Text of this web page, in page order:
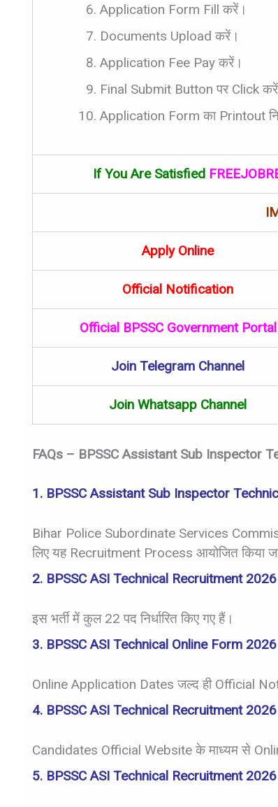
Application Form Fill करें।
Documents Upload करें।
Application Fee Pay करें।
Final Submit Button पर Click
Application Form का Printout
If You Are Satisfied
Apply Online
Official Notification
Official BPSSC Government Portal
Join Telegram Channel
Join Whatsapp Channel
FAQs – BPSSC Assistant Sub Inspector
1. BPSSC Assistant Sub Inspector
Bihar Police Subordinate Services
लिए यह Recruitment Process आयोजित किया जा
2. BPSSC ASI Technical Recruitment
इस भर्ती में कुल 22 पद निर्धारित किए गए हैं।
3. BPSSC ASI Technical Online Form 2026
Online Application Dates जल्द ही Official
4. BPSSC ASI Technical Recruitment
Candidates Official Website के माध्यम से
5. BPSSC ASI Technical Recruitment